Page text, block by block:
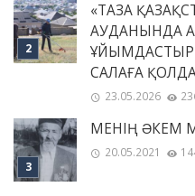
«ТАЗА
АУДАНЫНДА
САЛАҒА
23.05.2026
МЕНІҢ ƏКЕМ
20.05.2021